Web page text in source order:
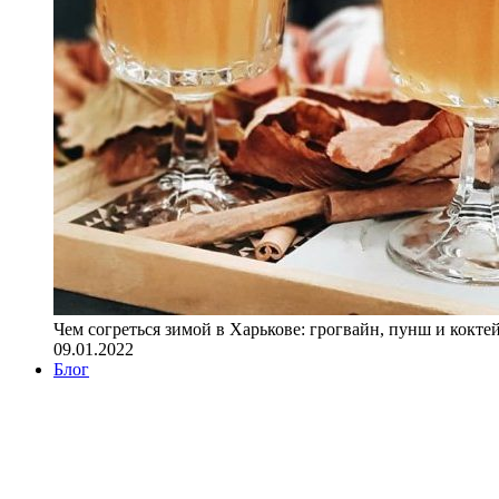
Чем согреться зимой в Харькове: грогвайн, пунш и
09.01.2022
Блог